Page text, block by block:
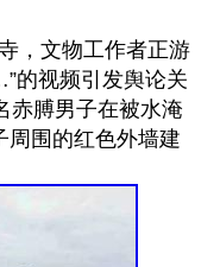
，文物工作者正游
的视频引发舆论关
赤膊男子在被水淹
周围的红色外墙建